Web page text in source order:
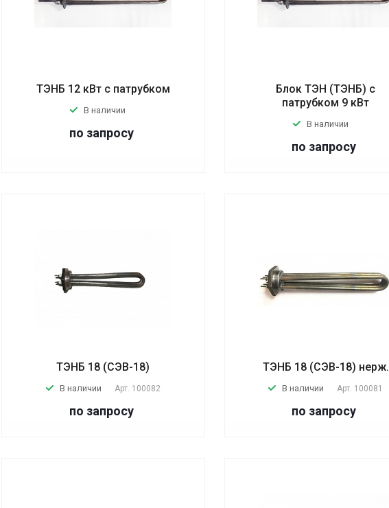
ТЭНБ 12 кВт с патрубком
В наличии
по запросу
Блок ТЭН (ТЭНБ) с
патрубком 9 кВт
В наличии
по запросу
ТЭНБ 18 (СЭВ-18)
В наличии Арт. 100082
по запросу
ТЭНБ 18 (СЭВ-18) нерж.
В наличии Арт. 100081
по запросу